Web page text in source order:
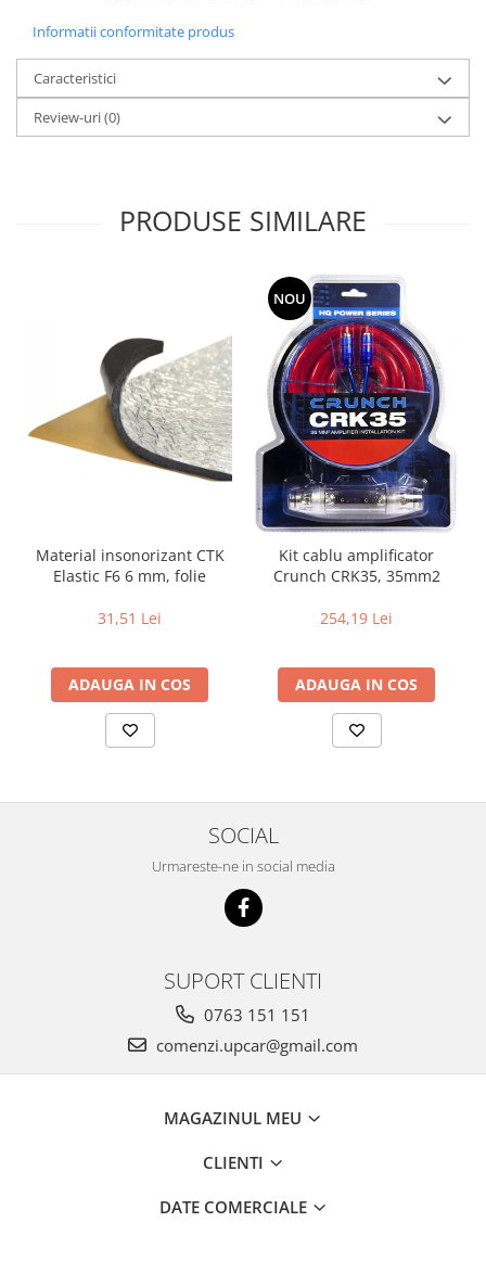
Informatii conformitate produs
Caracteristici
Review-uri(0)
PRODUSE SIMILARE
Material insonorizant CTK
Elastic F6 6 mm, folie
31,51 Lei
ADAUGA IN COS
NOU
Kit cablu amplificator
Crunch CRK35, 35mm2
254,19 Lei
ADAUGA IN COS
SOCIAL
Urmareste-ne in social media
SUPORT CLIENTI
0763 151 151
comenzi.upcar@gmail.com
MAGAZINUL MEU
CLIENTI
DATE COMERCIALE